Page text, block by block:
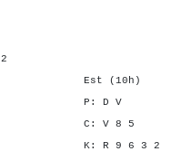
2
7
2
(10h)
2 P:
V
K: R 9 6